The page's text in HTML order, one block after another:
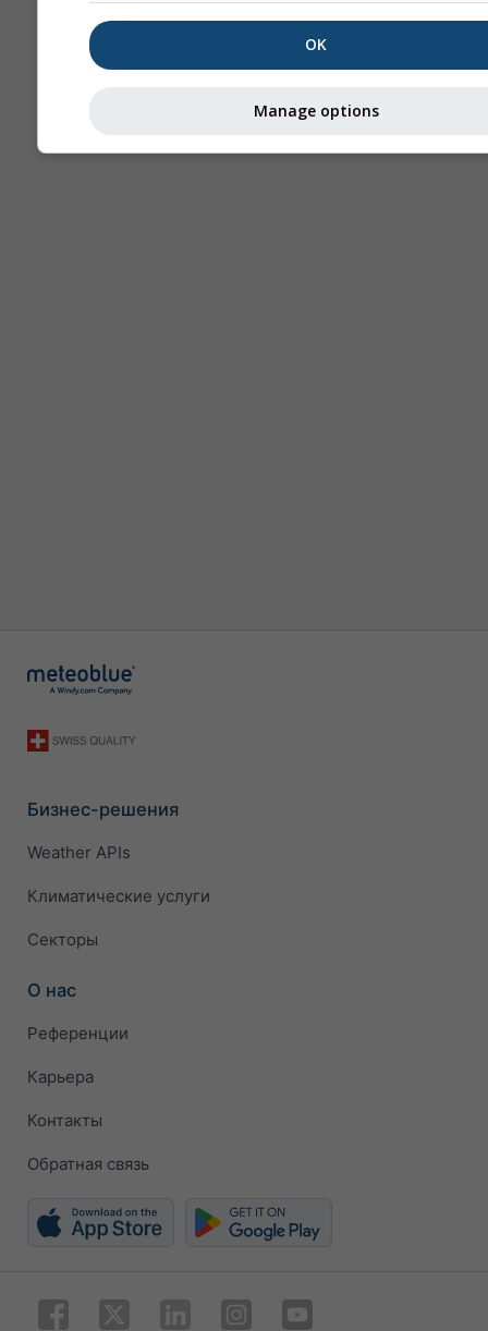
Бизнес-решения
Weather APIs
Климатические услуги
Секторы
О нас
Референции
Карьера
Контакты
Обратная связь
OK
Manage options